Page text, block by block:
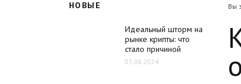
НОВЫЕ
Идеальный шторм на
рынке крипты: что
стало причиной
05.08.2024
Вы